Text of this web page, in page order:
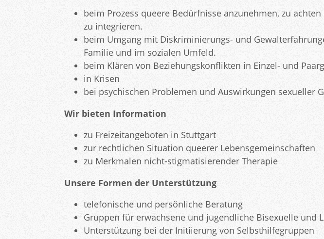
beim Prozess queere Bedürfnisse anzunehmen, zu
zu integrieren.
beim Umgang mit Diskriminierungs- und
Familie und im sozialen Umfeld.
beim Klären von Beziehungskonflikten in Einzel- und
in Krisen
bei psychischen Problemen und Auswirkungen sexueller
Wir bieten Information
zu Freizeitangeboten in Stuttgart
zur rechtlichen Situation queerer Lebensgemeinschaften
zu Merkmalen nicht-stigmatisierender Therapie
Unsere Formen der Unterstützung
telefonische und persönliche Beratung
Gruppen für erwachsene und jugendliche Bisexuelle und
Unterstützung bei der Initiierung von Selbsthilfegruppen